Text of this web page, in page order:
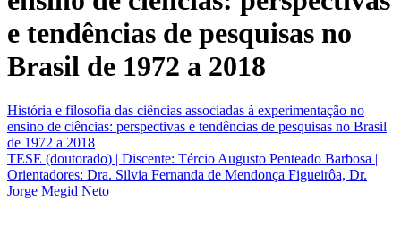
e tendências de pesquisas no
Brasil de 1972 a 2018
História e filosofia das ciências associadas à experimentação no
ensino de ciências: perspectivas e tendências de pesquisas no Brasil
de 1972 a 2018
TESE (doutorado) | Discente: Tércio Augusto Penteado Barbosa |
Orientadores: Dra. Silvia Fernanda de Mendonça Figueirôa, Dr.
Jorge Megid Neto